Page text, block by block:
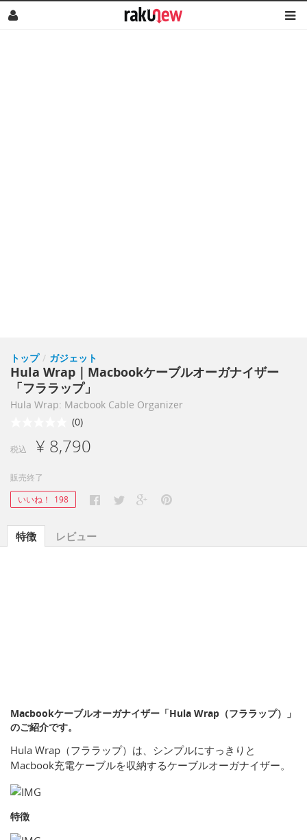
トップ / ガジェット
Hula Wrap｜Macbookケーブルオーガナイザー
「フララップ」
Hula Wrap: Macbook Cable Organizer
(0)
税込 ¥ 8,790
販売終了
いいね！
198
特徴 レビュー
Macbookケーブルオーガナイザー「Hula Wrap（フララップ）」
のご紹介です。
Hula Wrap（フララップ）は、シンプルにすっきりと
Macbook充電ケーブルを収納するケーブルオーガナイザー。
特徴